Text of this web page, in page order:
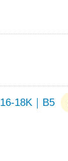
16-18K｜B5